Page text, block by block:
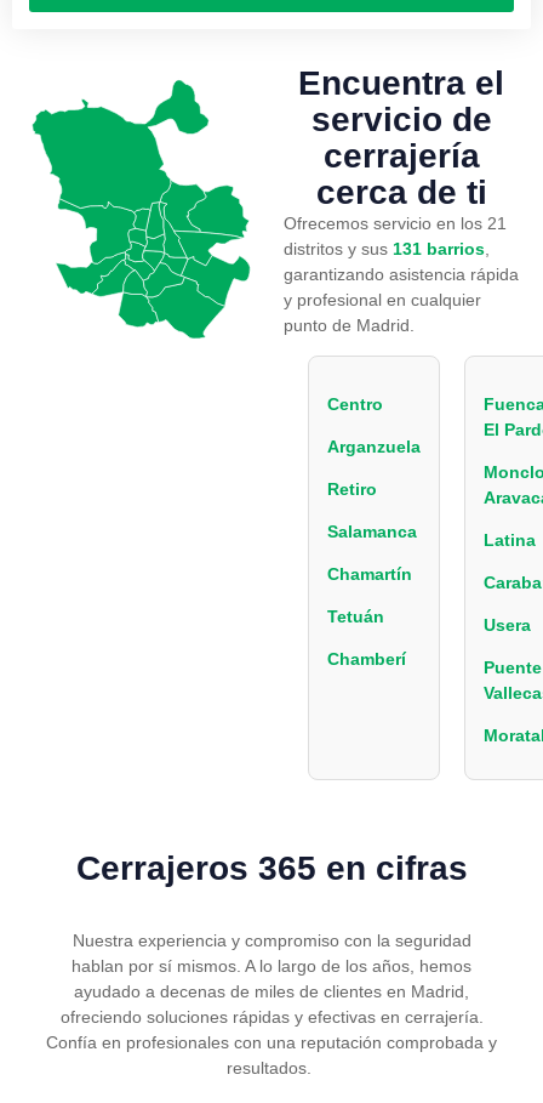
Encuentra el
servicio de
cerrajería
cerca de ti
Ofrecemos servicio en los 21
distritos y sus 131 barrios
garantizando asistencia rápida
y profesional en cualquier
punto de Madrid.
Centro
Arganzuela
Retiro
Salamanca
Chamartín
Tetuán
Chamberí
El
Latina
Usera
Cerrajeros 365 en cifras
Nuestra experiencia y compromiso con la seguridad
hablan por sí mismos. A lo largo de los años, hemos
ayudado a decenas de miles de clientes en Madrid,
ofreciendo soluciones rápidas y efectivas en cerrajería.
Confía en profesionales con una reputación comprobada y
resultados.